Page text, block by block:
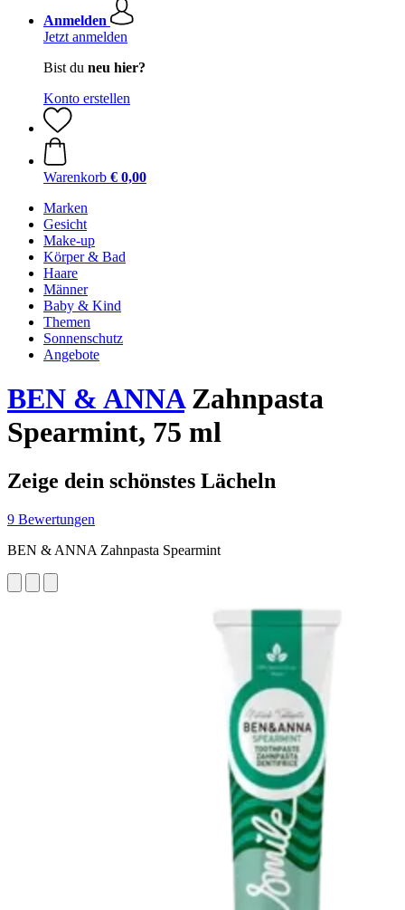
Anmelden
Jetzt anmelden
Bist du neu hier?
Konto erstellen
Warenkorb € 0,00
Marken
Gesicht
Make-up
Körper & Bad
Haare
Männer
Baby & Kind
Themen
Sonnenschutz
Angebote
BEN & ANNAZahnpasta
Spearmint, 75 ml
Zeige dein schönstes Lächeln
9 Bewertungen
BEN & ANNA Zahnpasta Spearmint